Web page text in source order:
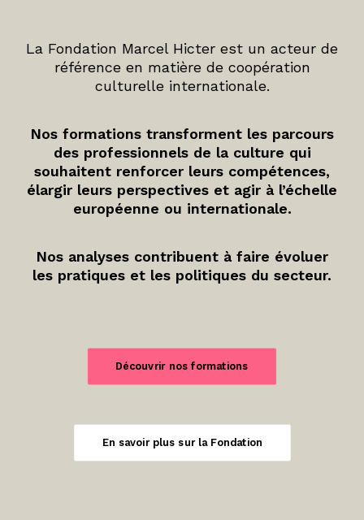
La Fondation Marcel Hicter est un acteur de
référence en matière de coopération
culturelle internationale.
Nos formations transforment les parcours
des professionnels de la culture qui
souhaitent renforcer leurs compétences,
élargir leurs perspectives et agir à l’échelle
européenne ou internationale.
Nos analyses contribuent à faire évoluer
les pratiques et les politiques du secteur.
Découvrir nos formations
En savoir plus sur la Fondation